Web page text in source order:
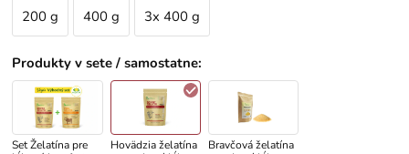
200 g
400 g 3x 400 g
Produkty v sete / samostatne:
Set Želatína pre
Hovädzia želatína
Bravčová želatína